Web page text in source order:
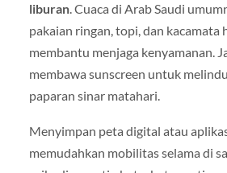
liburan. Cuaca di Arab Saudi
pakaian ringan, topi, dan kacamata
membantu menjaga kenyamanan.
membawa sunscreen untuk
paparan sinar matahari.
Menyimpan peta digital atau
memudahkan mobilitas selama di